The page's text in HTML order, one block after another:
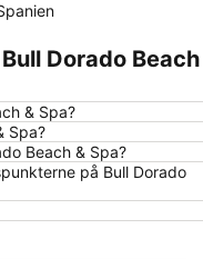
del Sol
Strand
de Canarias
De Las Canteras
Dorado Beach
& Spa?
Spa?
Beach & Spa?
på Bull Dorado